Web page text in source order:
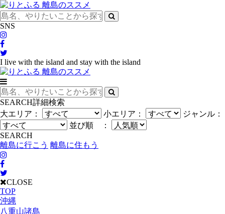
SNS
I live with the island and stay with the island
SEARCH詳細検索
大エリア：
小エリア：
ジャンル：
並び順 ：
SEARCH
離島に行こう 離島に住もう
CLOSE
TOP
沖縄
八重山諸島